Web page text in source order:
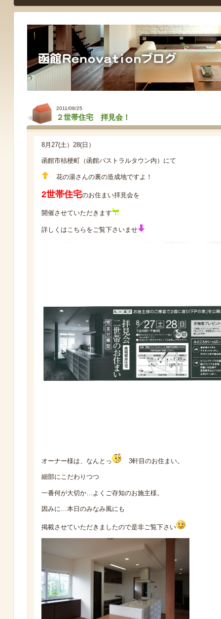
2011/08/25
２世帯住宅 拝見会！
8月27(土）28(日）
函館市桔梗町（函館パストラルタウン内）にて
花の湯さんの裏の造成地ですよ！
2世帯住宅のお住まい拝見会を
開催させていただきます
詳しくはこちらをご覧下さいませ
オーナー様は、なんとっ 3軒目のお住まい。
細部にこだわりつつ
一番何が大切か…よくご存知のお施主様。
因みに…本日のみなみ風にも
掲載させていただきましたので是非ご覧下さい